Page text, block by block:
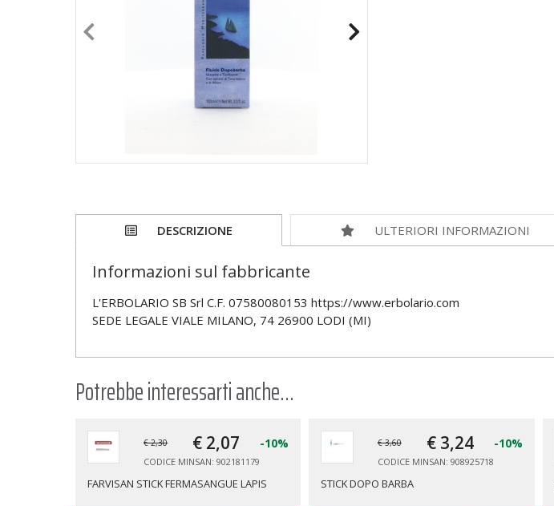
DESCRIZIONE ULTERIORI INFORMAZIONI
Informazioni sul fabbricante
L'ERBOLARIO SB Srl C.F. 07580080153 https://www.erbolario.com
SEDE LEGALE VIALE MILANO, 74 26900 LODI (MI)
Potrebbe interessarti anche...
€ 2,30 € 2,07 -10%
CODICE MINSAN: 902181179
FARVISAN STICK FERMASANGUE LAPIS
€ 3,60 € 3,24 -10%
CODICE MINSAN: 908925718
STICK DOPO BARBA